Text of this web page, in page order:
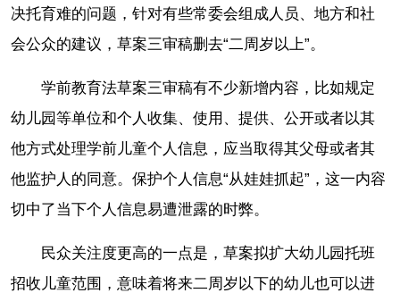
决托育难的问题，针对有些常委会组成人员、地方和社
会公众的建议，草案三审稿删去“二周岁以上”。
学前教育法草案三审稿有不少新增内容，比如规定
幼儿园等单位和个人收集、使用、提供、公开或者以其
他方式处理学前儿童个人信息，应当取得其父母或者其
他监护人的同意。保护个人信息“从娃娃抓起”，这一内容
切中了当下个人信息易遭泄露的时弊。
民众关注度更高的一点是，草案拟扩大幼儿园托班
招收儿童范围，意味着将来二周岁以下的幼儿也可以进